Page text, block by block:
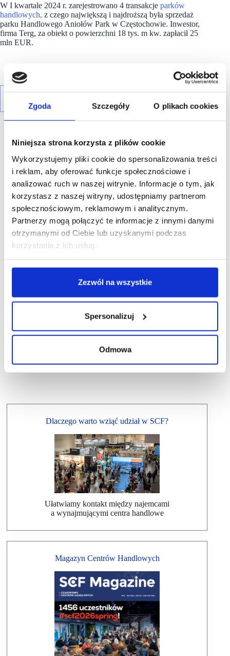
Zgoda Szczegóły O plikach cookies
Niniejsza strona korzysta z plików cookie
Wykorzystujemy pliki cookie do spersonalizowania treści
i reklam, aby oferować funkcje społecznościowe i
analizować ruch w naszej witrynie. Informacje o tym, jak
korzystasz z naszej witryny, udostępniamy partnerom
społecznościowym, reklamowym i analitycznym.
Partnerzy mogą połączyć te informacje z innymi danymi
otrzymanymi od Ciebie lub uzyskanymi podczas
korzystania z ich usług.
Zezwól na wszystkie
Spersonalizuj
Odmowa
W I kwartale 2024 r. zarejestrowano 4 transakcje parków
handlowych, z czego największą i najdroższą była sprzedaż
parku Handlowego Aniołów Park w Częstochowie. Inwestor,
firma Terg, za obiekt o powierzchni 18 tys. m kw. zapłacił 25
mln EUR.
R E K L A M A
Dlaczego warto wziąć udział w SCF?
Ułatwiamy kontakt między najemcami
a wynajmującymi centra handlowe
Magazyn Centrów Handlowych